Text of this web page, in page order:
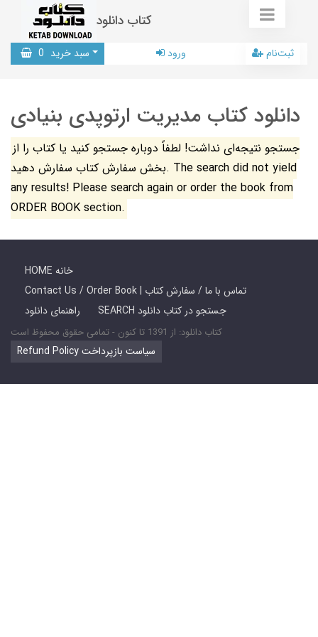
کتاب دانلود
سبد خرید 0 ورود ثبت‌نام
دانلود کتاب مدیریت ارتوپدی بنیادی
جستجو نتیجه‌ای نداشت! لطفاً دوباره جستجو کنید یا کتاب را از
بخش سفارش کتاب سفارش دهید. The search did not yield
any results! Please search again or order the book from
ORDER BOOK section.
HOME خانه
Contact Us / Order Book | تماس با ما / سفارش کتاب
راهنمای دانلود
SEARCH جستجو در کتاب دانلود
کتاب دانلود: از 1391 تا کنون - تمامی حقوق محفوظ است
Refund Policy سیاست بازپرداخت